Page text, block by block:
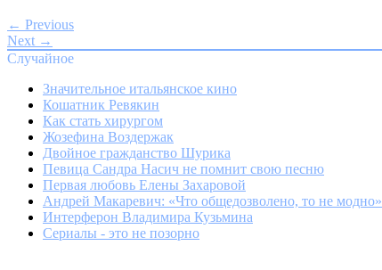
← Previous
Next →
Случайное
Значительное итальянское кино
Кошатник Ревякин
Как стать хирургом
Жозефина Воздержак
Двойное гражданство Шурика
Певица Сандра Насич не помнит свою песню
Первая любовь Елены Захаровой
Андрей Макаревич: «Что общедозволено, то не модно»
Интерферон Владимира Кузьмина
Сериалы - это не позорно